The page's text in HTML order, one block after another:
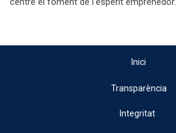
Inici
Transparència
Integritat